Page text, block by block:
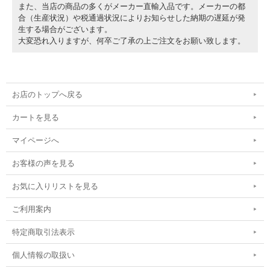
また、当店の商品の多くがメーカー直輸入品です。メーカーの都
合（生産状況）や税通過状況によりお知らせした納期の遅延が発
生する場合がございます。
大変恐れ入りますが、何卒ご了承の上ご注文をお願い致します。
お店のトップへ戻る
カートを見る
マイページへ
お客様の声を見る
お気に入りリストを見る
ご利用案内
特定商取引法表示
個人情報の取扱い